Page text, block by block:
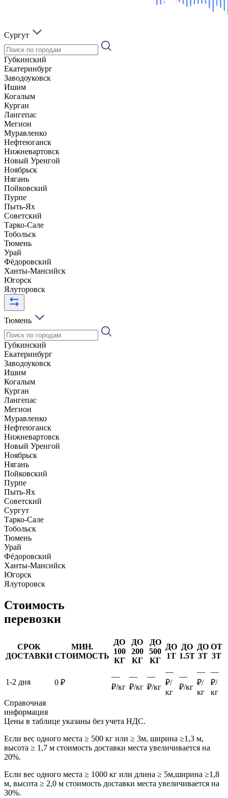
Сургут
Губкинский
Екатеринбург
Заводоуковск
Ишим
Когалым
Курган
Лангепас
Мегион
Муравленко
Нефтеюганск
Нижневартовск
Новый Уренгой
Ноябрьск
Нягань
Пойковский
Пурпе
Пыть-Ях
Советский
Тарко-Сале
Тобольск
Тюмень
Урай
Фёдоровский
Ханты-Мансийск
Югорск
Ялуторовск
Тюмень
Губкинский
Екатеринбург
Заводоуковск
Ишим
Когалым
Курган
Лангепас
Мегион
Муравленко
Нефтеюганск
Нижневартовск
Новый Уренгой
Ноябрьск
Нягань
Пойковский
Пурпе
Пыть-Ях
Советский
Сургут
Тарко-Сале
Тобольск
Тюмень
Урай
Фёдоровский
Ханты-Мансийск
Югорск
Ялуторовск
Стоимость
перевозки
СРОК
ДОСТАВКИ
МИН.
СТОИМОСТЬ
ДО
100
КГ
ДО
200
КГ
ДО
500
КГ
ДО
1Т
ДО
1.5Т
ДО
3Т
ОТ
3Т
1-2 дня 0 ₽
—
₽/кг
—
₽/кг
—
₽/кг
—
₽/
кг
—
₽/кг
—
₽/
кг
—
₽/
кг
Справочная
информация
Цены в таблице указаны без учета НДС.
Если вес одного места ≥ 500 кг или ≥ 3м, ширина ≥1,3 м,
высота ≥ 1,7 м стоимость доставки места увеличивается на
20%.
Если вес одного места ≥ 1000 кг или длина ≥ 5м,ширина ≥1,8
м, высота ≥ 2,0 м стоимость доставки места увеличивается на
30%.